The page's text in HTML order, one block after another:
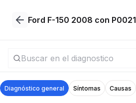
Ford F-150 2008 con P0021
Diagnóstico general Síntomas Causas